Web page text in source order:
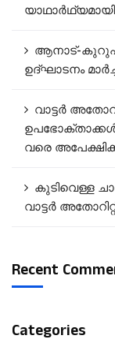
യാഥാർഥ്യമായി
ആനാട്‌-
ഉദ്ഘാടനം
വാട്ടർ
വരെ
കുടിവെള്ള
വാട്ടർ
Recent
Categories